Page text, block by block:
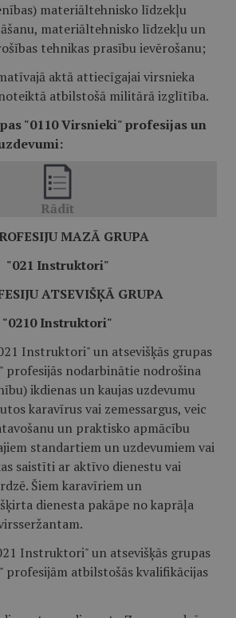
materiāltehnisko līdzekļu
materiāltehnisko līdzekļu un
tehnikas prasību ievērošanu;
aktā attiecīgajai virsnieka
atbilstošā militārā izglītība.
"0110 Virsnieki" profesijas un
MAZĀ GRUPA
"021 Instruktori"
ATSEVIŠĶĀ GRUPA
"0210 Instruktori"
Instruktori" un atsevišķās grupas
nodarbinātie nodrošina
ikdienas un kaujas uzdevumu
karavīrus vai zemessargus, veic
un praktisko apmācību
standartiem un uzdevumiem vai
saistīti ar aktīvo dienestu vai
Šiem karavīriem un
dienesta pakāpe no kaprāļa
Instruktori" un atsevišķās grupas
atbilstošās kvalifikācijas